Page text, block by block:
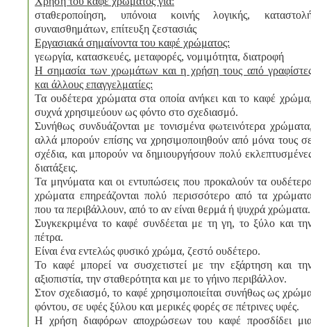
σταθεροποίηση, υπόνοια κοινής λογικής,
συναισθημάτων, επίτευξη ζεστασιάς
Εργασιακά σημαίνοντα του καφέ χρώματος:
γεωργία, κατασκευές, μεταφορές, νομιμότητα, διατροφή
Η σημασία των χρωμάτων και η χρήση τους από
και άλλους επαγγελματίες:
Τα ουδέτερα χρώματα στα οποία ανήκει και το καφέ
συχνά χρησιμεύουν ως φόντο στο σχεδιασμό.
Συνήθως συνδυάζονται με τονισμένα φωτεινότερα
αλλά μπορούν επίσης να χρησιμοποιηθούν από μόνα τους
σχέδια, και μπορούν να δημιουργήσουν πολύ
διατάξεις.
Τα μηνύματα και οι εντυπώσεις που προκαλούν τα
χρώματα επηρεάζονται πολύ περισσότερο από τα
που τα περιβάλλουν, από το αν είναι θερμά ή ψυχρά χρώματα.
Συγκεκριμένα το καφέ συνδέεται με τη γη, το ξύλο και
πέτρα.
Είναι ένα εντελώς φυσικό χρώμα, ζεστό ουδέτερο.
Το καφέ μπορεί να συσχετιστεί με την εξάρτηση και
αξιοπιστία, την σταθερότητα και με το γήινο περιβάλλον.
Στον σχεδιασμό, το καφέ χρησιμοποιείται συνήθως ως
φόντου, σε υφές ξύλου και μερικές φορές σε πέτρινες υφές.
Η χρήση διαφόρων αποχρώσεων του καφέ προσδίδει